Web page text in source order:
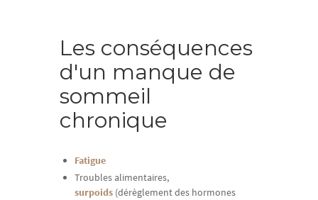
Les conséquences
d'un manque de
sommeil
chronique
Fatigue
Troubles alimentaires,
surpoids (dérèglement des hormones